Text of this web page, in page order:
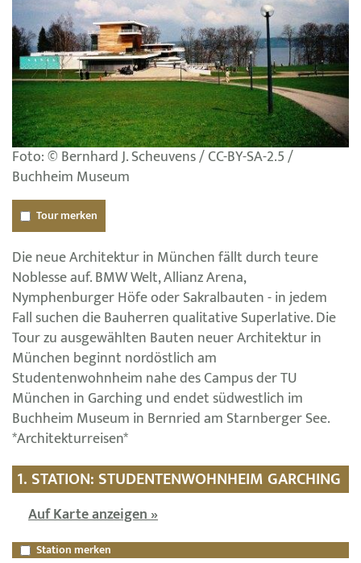
Foto: © Bernhard J. Scheuvens / CC-BY-SA-2.5 /
Buchheim Museum
Tour merken
Die neue Architektur in München fällt durch teure
Noblesse auf. BMW Welt, Allianz Arena,
Nymphenburger Höfe oder Sakralbauten - in jedem
Fall suchen die Bauherren qualitative Superlative. Die
Tour zu ausgewählten Bauten neuer Architektur in
München beginnt nordöstlich am
Studentenwohnheim nahe des Campus der TU
München in Garching und endet südwestlich im
Buchheim Museum in Bernried am Starnberger See.
*Architekturreisen*
1. STATION: STUDENTENWOHNHEIM GARCHING
Auf Karte anzeigen »
Station merken